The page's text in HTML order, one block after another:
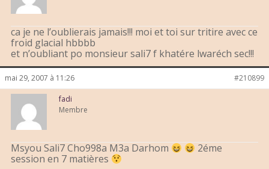
ca je ne l’oublierais jamais!!! moi et toi sur tritire avec ce
froid glacial hbbbb
et n’oubliant po monsieur sali7 f khatére lwaréch sec!!!
mai 29, 2007 à 11:26 #210899
fadi
Membre
Msyou Sali7 Cho998a M3a Darhom
2éme
session en 7 matières